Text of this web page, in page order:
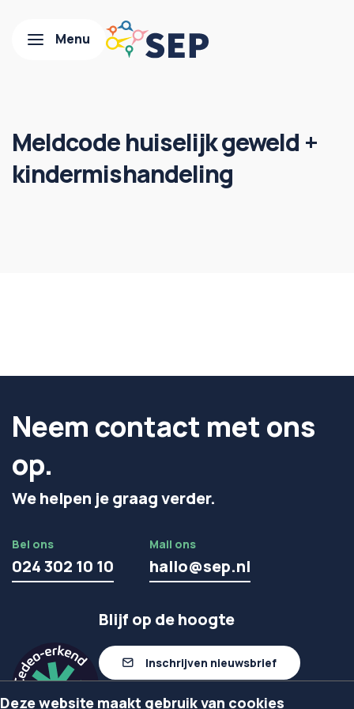
Meldcode huiselijk geweld +
kindermishandeling
Neem contact met ons
op.
We helpen je graag verder.
Bel ons
024 302 10 10
Mail ons
hallo@sep.nl
Blijf op de hoogte
Inschrijven nieuwsbrief
Deze website maakt gebruik van cookies